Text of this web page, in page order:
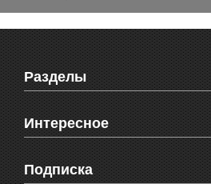
Разделы
Новости Феодосии
Новости Крыма
Мировые новости
Объявления
Интересное
Видео о Феодосии
Веб-камеры Феодосии
Подписка